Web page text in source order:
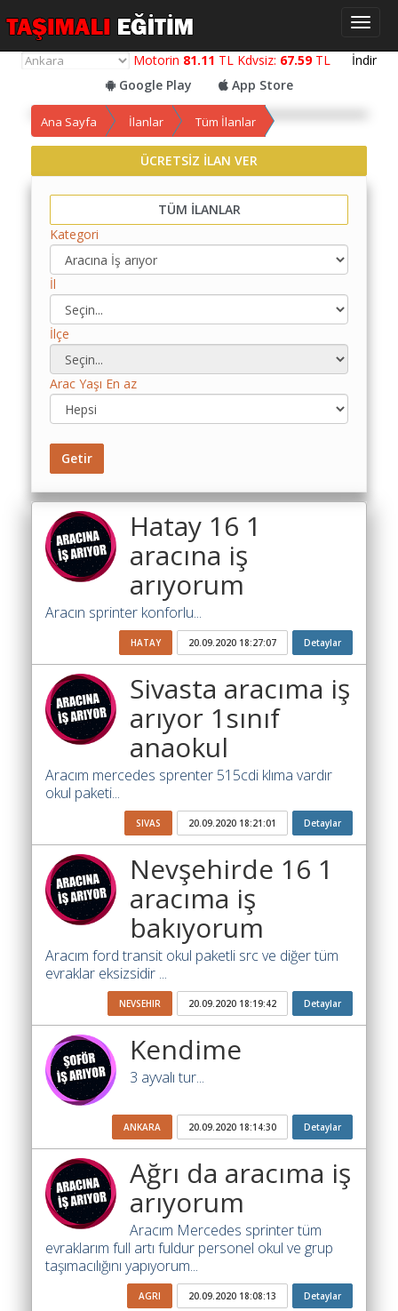
Motorin 81.11 TL Kdvsiz: 67.59TL İndir
Google Play
App Store
Yol
Maliyet
Yemek
Maliyet
Hesaplama
Kredili
Maliyet
Hesaplama
Maliyet
Hesaplama
Şartname
Karşılaştırma
Robotu
Masaüstü
Maliyet
Programı
Sınır
Değer
Hesaplama
Akaryakıt
Fiyatları
İhale
İlanlar
Söför
Arayanlar
arayanlar
arayanlar
Aracına
Katsayısı
Ajandam
Ana Sayfa İlanlar Tüm İlanlar
ÜCRETSİZ İLAN VER
TÜM İLANLAR
Kategori
İl
İlçe
Arac Yaşı En az
Getir
Hatay 16 1
aracına iş
arıyorum
Aracın sprinter konforlu...
HATAY 20.09.2020 18:27:07 Detaylar
Sivasta aracıma iş
arıyor 1sınıf
anaokul
Aracım mercedes sprenter 515cdi klıma vardır
okul paketi...
SIVAS 20.09.2020 18:21:01 Detaylar
Nevşehirde 16 1
aracıma iş
bakıyorum
Aracım ford transit okul paketli src ve diğer tüm
evraklar eksizsidir ...
NEVSEHIR 20.09.2020 18:19:42 Detaylar
Kendime
3 ayvalı tur...
ANKARA 20.09.2020 18:14:30 Detaylar
Ağrı da aracıma iş
arıyorum
Aracım Mercedes sprinter tüm
evraklarım full artı fuldur personel okul ve grup
taşımacılığını yapıyorum...
AGRI 20.09.2020 18:08:13 Detaylar